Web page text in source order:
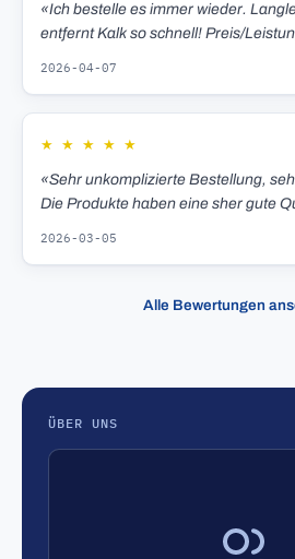
«Ich bestelle es immer wieder.
entfernt Kalk so schnell! Preis/
2026-04-07
★ ★ ★ ★ ★
«Sehr unkomplizierte Bestellung,
Die Produkte haben eine sher gute
2026-03-05
Alle Bewertungen
ÜBER UNS